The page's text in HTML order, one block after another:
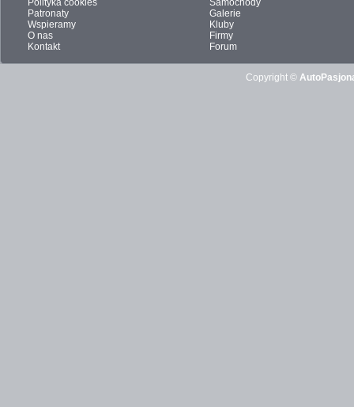
Polityka cookies
Patronaty
Wspieramy
O nas
Kontakt
Samochody
Galerie
Kluby
Firmy
Forum
Copyright ©